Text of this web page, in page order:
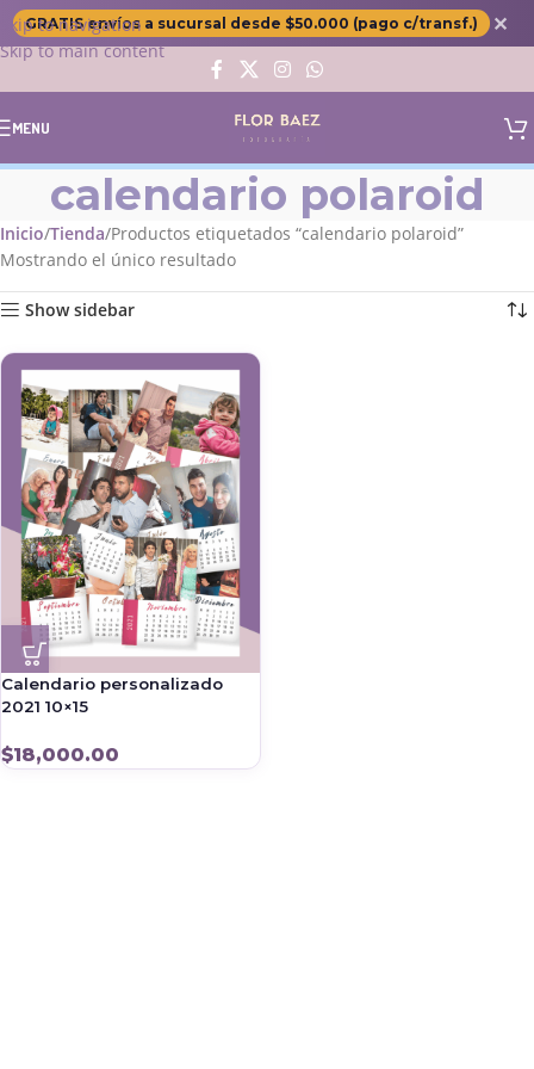
Skip to navigation
Skip to main content
GRATIS envíos a sucursal desde $50.000 (pago c/transf.) ✕
MENU
calendario polaroid
Inicio Tienda Productos etiquetados “calendario polaroid”
Mostrando el único resultado
Show sidebar
Calendario personalizado
2021 10×15
$18,000.00